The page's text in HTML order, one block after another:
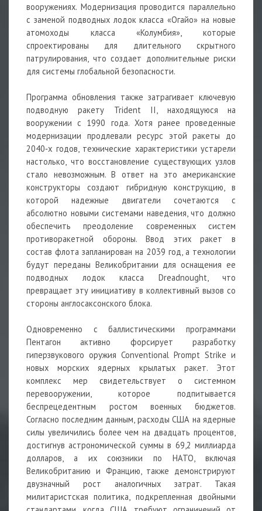
вооружениях. Модернизация проводится параллельно
с заменой подводных лодок класса «Огайо» на новые
атомоходы класса «Колумбия», которые
спроектированы для длительного скрытного
патрулирования, что создает дополнительные риски
для системы глобальной безопасности.
Программа обновления также затрагивает ключевую
подводную ракету Trident II, находящуюся на
вооружении с 1990 года. Хотя ранее проведенные
модернизации продлевали ресурс этой ракеты до
2040‑х годов, технические характеристики устарели
настолько, что восстановление существующих узлов
стало невозможным. В ответ на это американские
конструкторы создают гибридную конструкцию, в
которой надежные двигатели сочетаются с
абсолютно новыми системами наведения, что должно
обеспечить преодоление современных систем
противоракетной обороны. Ввод этих ракет в
состав флота запланирован на 2039 год, а технологии
будут переданы Великобритании для оснащения ее
подводных лодок класса Dreadnought, что
превращает эту инициативу в коллективный вызов со
стороны англосаксонского блока.
Одновременно с баллистическими программами
Пентагон активно форсирует разработку
гиперзвукового оружия Conventional Prompt Strike и
новых морских ядерных крылатых ракет. Этот
комплекс мер свидетельствует о системном
перевооружении, которое подпитывается
беспрецедентным ростом военных бюджетов.
Согласно последним данным, расходы США на ядерные
силы увеличились более чем на двадцать процентов,
достигнув астрономической суммы в 69,2 миллиарда
долларов, а их союзники по НАТО, включая
Великобританию и Францию, также демонстрируют
двузначный рост аналогичных затрат. Такая
милитаристская политика, подкрепленная двойными